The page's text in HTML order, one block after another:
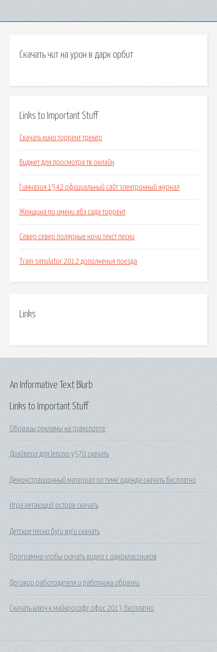
Скачать чит на урон в дарк орбит
Links to Important Stuff
Скачать кино торрент трекер
Виджет для просмотра тв онлайн
Гимназия 1542 официальный сайт электронный журнал
Женщина по имени абэ сада торрент
Север север полярные ночи текст песни
Train simulator 2012 дополнения поезда
Links
Links to Important Stuff
Образцы рекламы на транспорте
Драйвера для lenovo y570 скачать
Демонстрационный материал по теме одежда скачать бесплатно
Игра летающий остров скачать
Детские песни буги вуги скачать
Программа чтобы скачать видео с одноклассников
Договор работодателя и работника образец
Скачать ключ к майкрософт офис 2013 бесплатно
An Informative Text Blurb